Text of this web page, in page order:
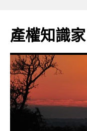
主
要
容
產權知識家